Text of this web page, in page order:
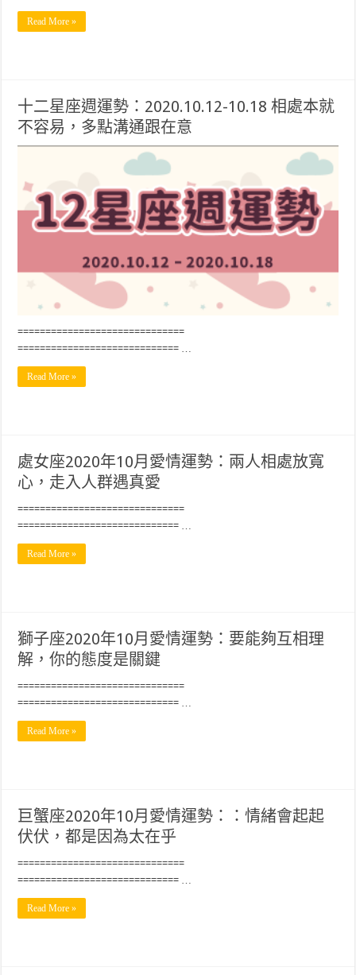
Read More »
十二星座週運勢：2020.10.12-10.18 相處本就
不容易，多點溝通跟在意
==============================
============================= …
Read More »
處女座2020年10月愛情運勢：兩人相處放寬
心，走入人群遇真愛
==============================
============================= …
Read More »
獅子座2020年10月愛情運勢：要能夠互相理
解，你的態度是關鍵
==============================
============================= …
Read More »
巨蟹座2020年10月愛情運勢：：情緒會起起
伏伏，都是因為太在乎
==============================
============================= …
Read More »